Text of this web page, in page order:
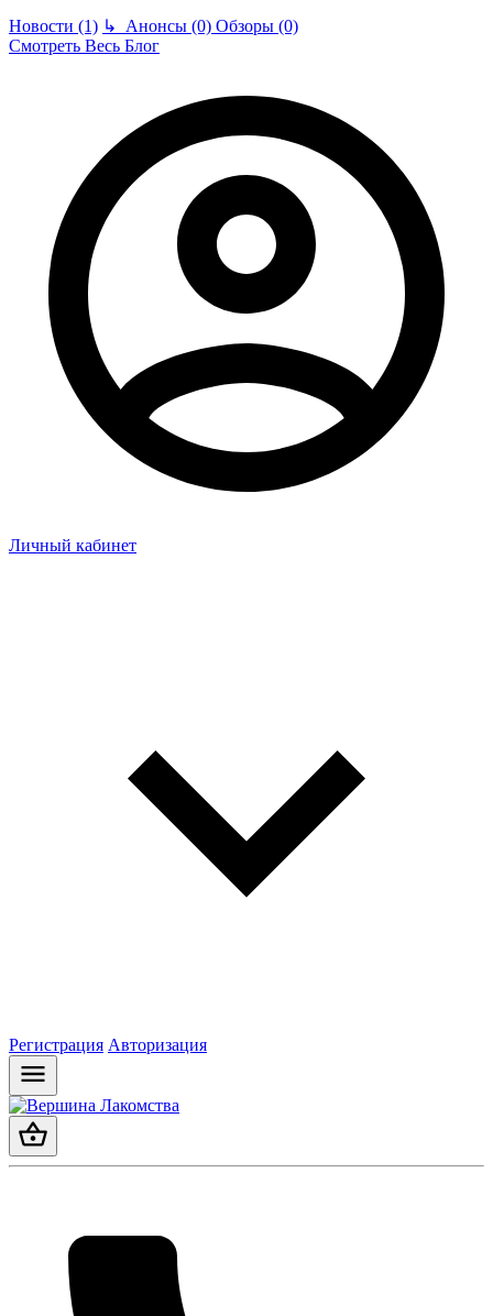
Новости (1) ↳ Анонсы (0) Обзоры (0)
Смотреть Весь Блог
Личный кабинет
Регистрация Авторизация